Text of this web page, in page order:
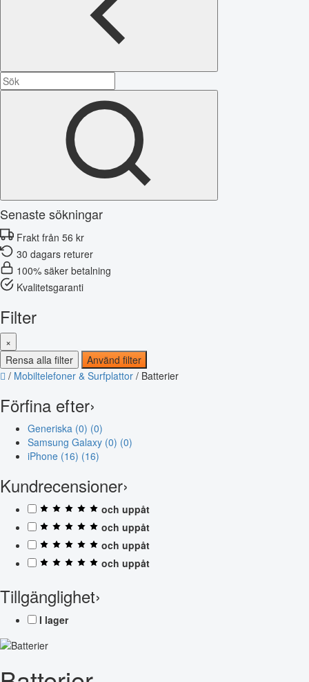
Senaste sökningar
Frakt från 56 kr
30 dagars returer
100% säker betalning
Kvalitetsgaranti
Filter
×
Rensa alla filter
Använd filter
/ Mobiltelefoner & Surfplattor / Batterier
Förfina efter›
Generiska (0) (0)
Samsung Galaxy (0) (0)
iPhone (16) (16)
Kundrecensioner›
och uppåt
och uppåt
och uppåt
och uppåt
Tillgänglighet›
I lager